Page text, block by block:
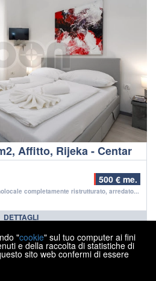
Affitto, Rijeka - Centar
500 € me.
completamente ristrutturato, arredato...
DETTAGLI
2 > >>
2026 Ipon nekretnine
"cookie" sul tuo computer ai fini
e della raccolta di statistiche di
sito web confermi di essere